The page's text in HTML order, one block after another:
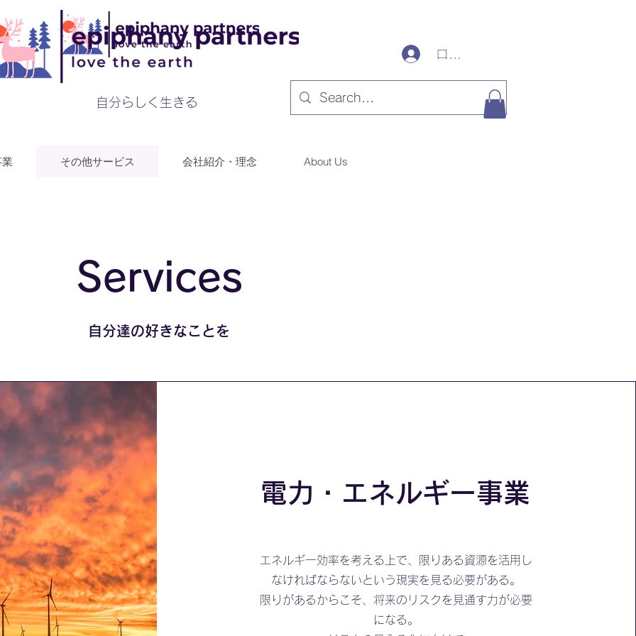
​自分らしく生きる
ログイン
その他サービス 会社紹介・理念 About Us
Services
自分達の好きなことを
​電力・エネルギー事業
エネルギー効率を考える上で、​限りある資源を活用し
なければならないという現実を見る必要がある。
限りがあるからこそ、将来のリスクを見通す力が必要
になる。